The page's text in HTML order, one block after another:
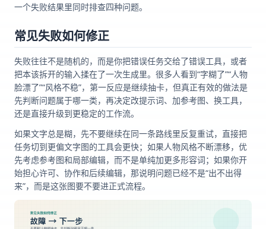
一个失败结果里同时排查四种问题。
常见失败如何修正
失败往往不是随机的，而是你把错误任务交给了错误工具，或者
把本该拆开的输入揉在了一次生成里。很多人看到“字糊了”“人物
脸漂了”“风格不稳”，第一反应是继续抽卡，但真正有效的做法是
先判断问题属于哪一类，再决定改提示词、加参考图、换工具，
还是直接升级到更稳定的工作流。
如果文字总是糊，先不要继续在同一条路线里反复重试，直接把
任务切到更偏文字图的工具会更快；如果人物风格不断漂移，优
先考虑参考图和局部编辑，而不是单纯加更多形容词；如果你开
始担心许可、协作和后续编辑，那说明问题已经不是“出不出得
来”，而是这张图要不要进正式流程。